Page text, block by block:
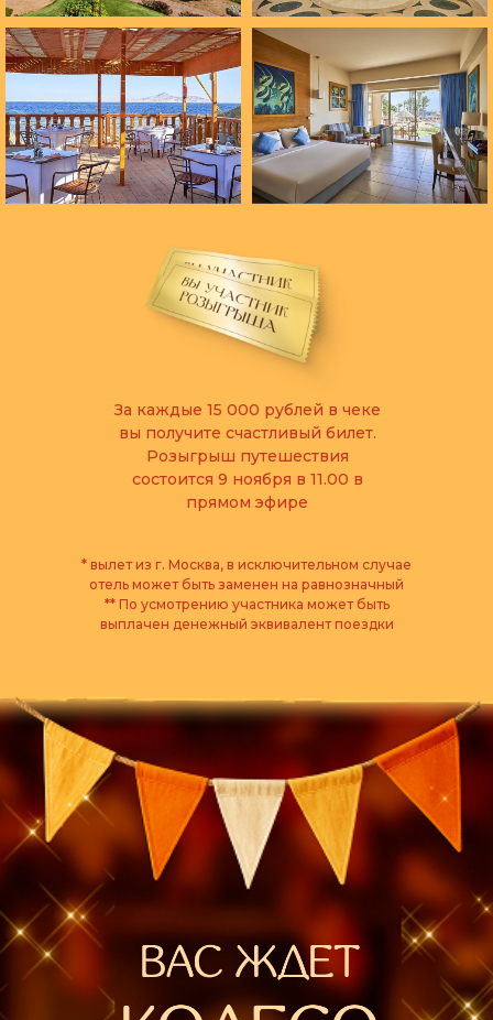
* вылет из г. Москва, в исключительном случае
отель может быть заменен на равнозначный
** По усмотрению участника может быть
выплачен денежный эквивалент поездки
За каждые 15 000 рублей в чеке
вы получите счастливый билет.
Розыгрыш путешествия
состоится 9 ноября в 11.00 в
прямом эфире